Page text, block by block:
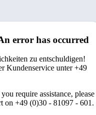
error has occurred
zu entschuldigen!
Kundenservice unter +49
require assistance, please
on +49 (0)30 - 81097 - 601.